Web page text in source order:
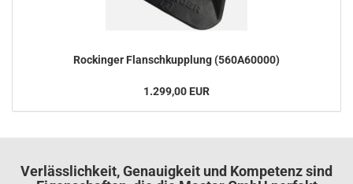
Ro­ck­in­ger Flansch­kupp­lung (560A60000)
1.299,00 EUR
Verlässlichkeit, Genauigkeit und Kompetenz sind